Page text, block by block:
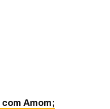
Amom;